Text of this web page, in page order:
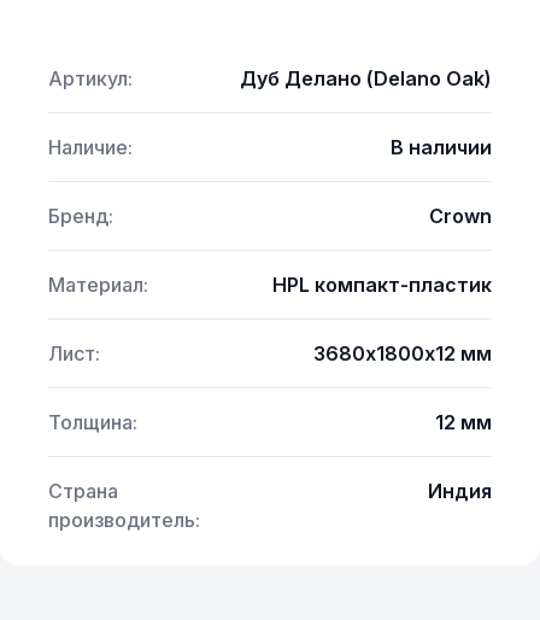
Артикул: Дуб Делано (Delano Oak)
Наличие: В наличии
Бренд: Crown
Материал: HPL компакт-пластик
Лист: 3680х1800х12 мм
Толщина: 12 мм
Страна
производитель:
Индия